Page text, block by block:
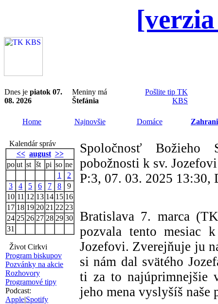
Dnes je piatok 07.
08. 2026
Meniny má
Štefánia
Pošlite tip TK
KBS
Home Najnovšie Domáce
Kalendár správ
<< august >>
po ut st št pi so ne
1
2
3
4 5 6 7 8
9
10 11 12 13 14 15 16
17 18 19 20 21 22 23
24 25 26 27 28 29 30
31
Život Cirkvi
Program biskupov
Pozvánky na akcie
Rozhovory
Programové tipy
Podcast:
Apple|Spotify
Spoločnosť
pobožnosti k sv. Jozefovi
P:3, 07. 03. 2025 13:30,
Bratislava 7. marca
pozvala tento mesiac
Jozefovi. Zverejňuje ju
si nám dal svätého
ti za to najúprimnejšie
jeho mena vyslyšíš naše